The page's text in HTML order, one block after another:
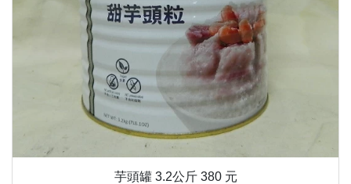
芋頭罐 3.2公斤 380 元